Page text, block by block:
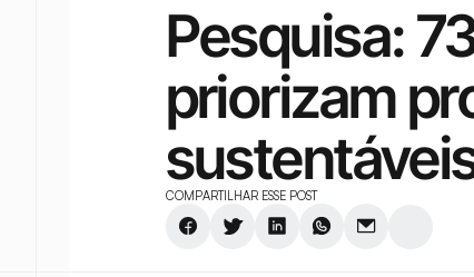
Pesquisa:
priorizam
COMPARTILHAR ESSE POST